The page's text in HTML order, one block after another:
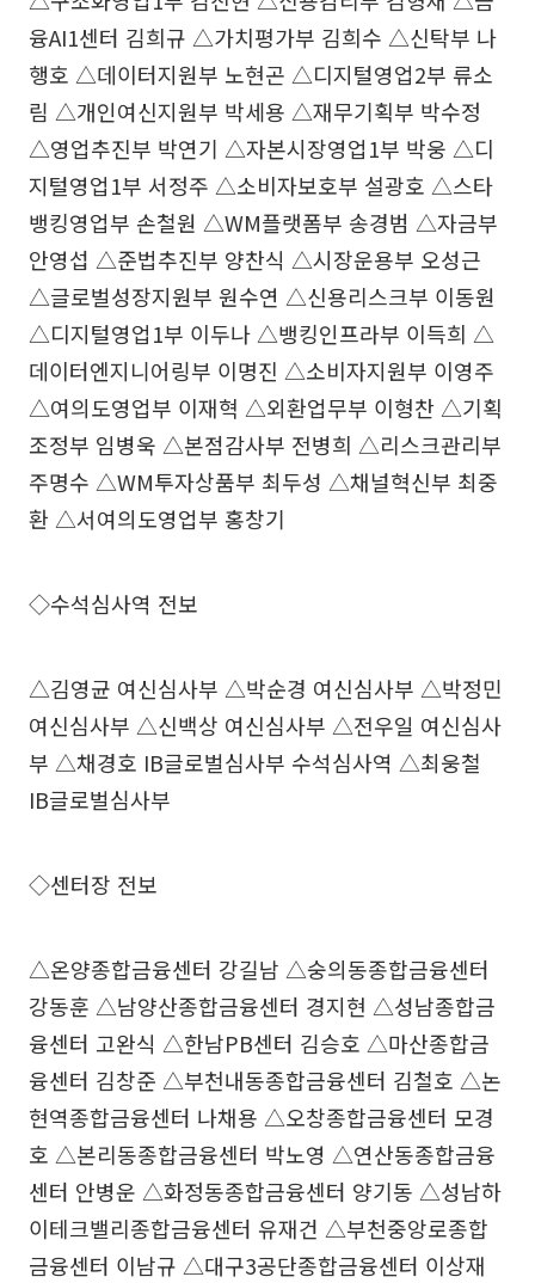
융AI1센터 김희규 △가치평가부 김희수 △신탁부 나
행호 △데이터지원부 노현곤 △디지털영업2부 류소
림 △개인여신지원부 박세용 △재무기획부 박수정
△영업추진부 박연기 △자본시장영업1부 박웅 △디
지털영업1부 서정주 △소비자보호부 설광호 △스타
뱅킹영업부 손철원 △WM플랫폼부 송경범 △자금부
안영섭 △준법추진부 양찬식 △시장운용부 오성근
△글로벌성장지원부 원수연 △신용리스크부 이동원
△디지털영업1부 이두나 △뱅킹인프라부 이득희 △
데이터엔지니어링부 이명진 △소비자지원부 이영주
△여의도영업부 이재혁 △외환업무부 이형찬 △기획
조정부 임병욱 △본점감사부 전병희 △리스크관리부
주명수 △WM투자상품부 최두성 △채널혁신부 최중
환 △서여의도영업부 홍창기
◇수석심사역 전보
△김영균 여신심사부 △박순경 여신심사부 △박정민
여신심사부 △신백상 여신심사부 △전우일 여신심사
부 △채경호 IB글로벌심사부 수석심사역 △최웅철
IB글로벌심사부
◇센터장 전보
△온양종합금융센터 강길남 △숭의동종합금융센터
강동훈 △남양산종합금융센터 경지현 △성남종합금
융센터 고완식 △한남PB센터 김승호 △마산종합금
융센터 김창준 △부천내동종합금융센터 김철호 △논
현역종합금융센터 나채용 △오창종합금융센터 모경
호 △본리동종합금융센터 박노영 △연산동종합금융
센터 안병운 △화정동종합금융센터 양기동 △성남하
이테크밸리종합금융센터 유재건 △부천중앙로종합
금융센터 이남규 △대구3공단종합금융센터 이상재